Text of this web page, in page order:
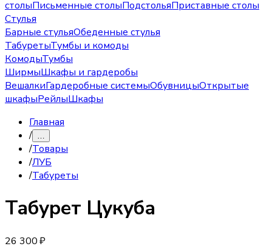
столыПисьменные столыПодстольяПриставные столы
Стулья
Барные стульяОбеденные стулья
ТабуретыТумбы и комоды
КомодыТумбы
ШирмыШкафы и гардеробы
ВешалкиГардеробные системыОбувницыОткрытые
шкафыРейлыШкафы
Главная
/ …
/Товары
/ЛУБ
/Табуреты
Табурет Цукуба
26 300 ₽